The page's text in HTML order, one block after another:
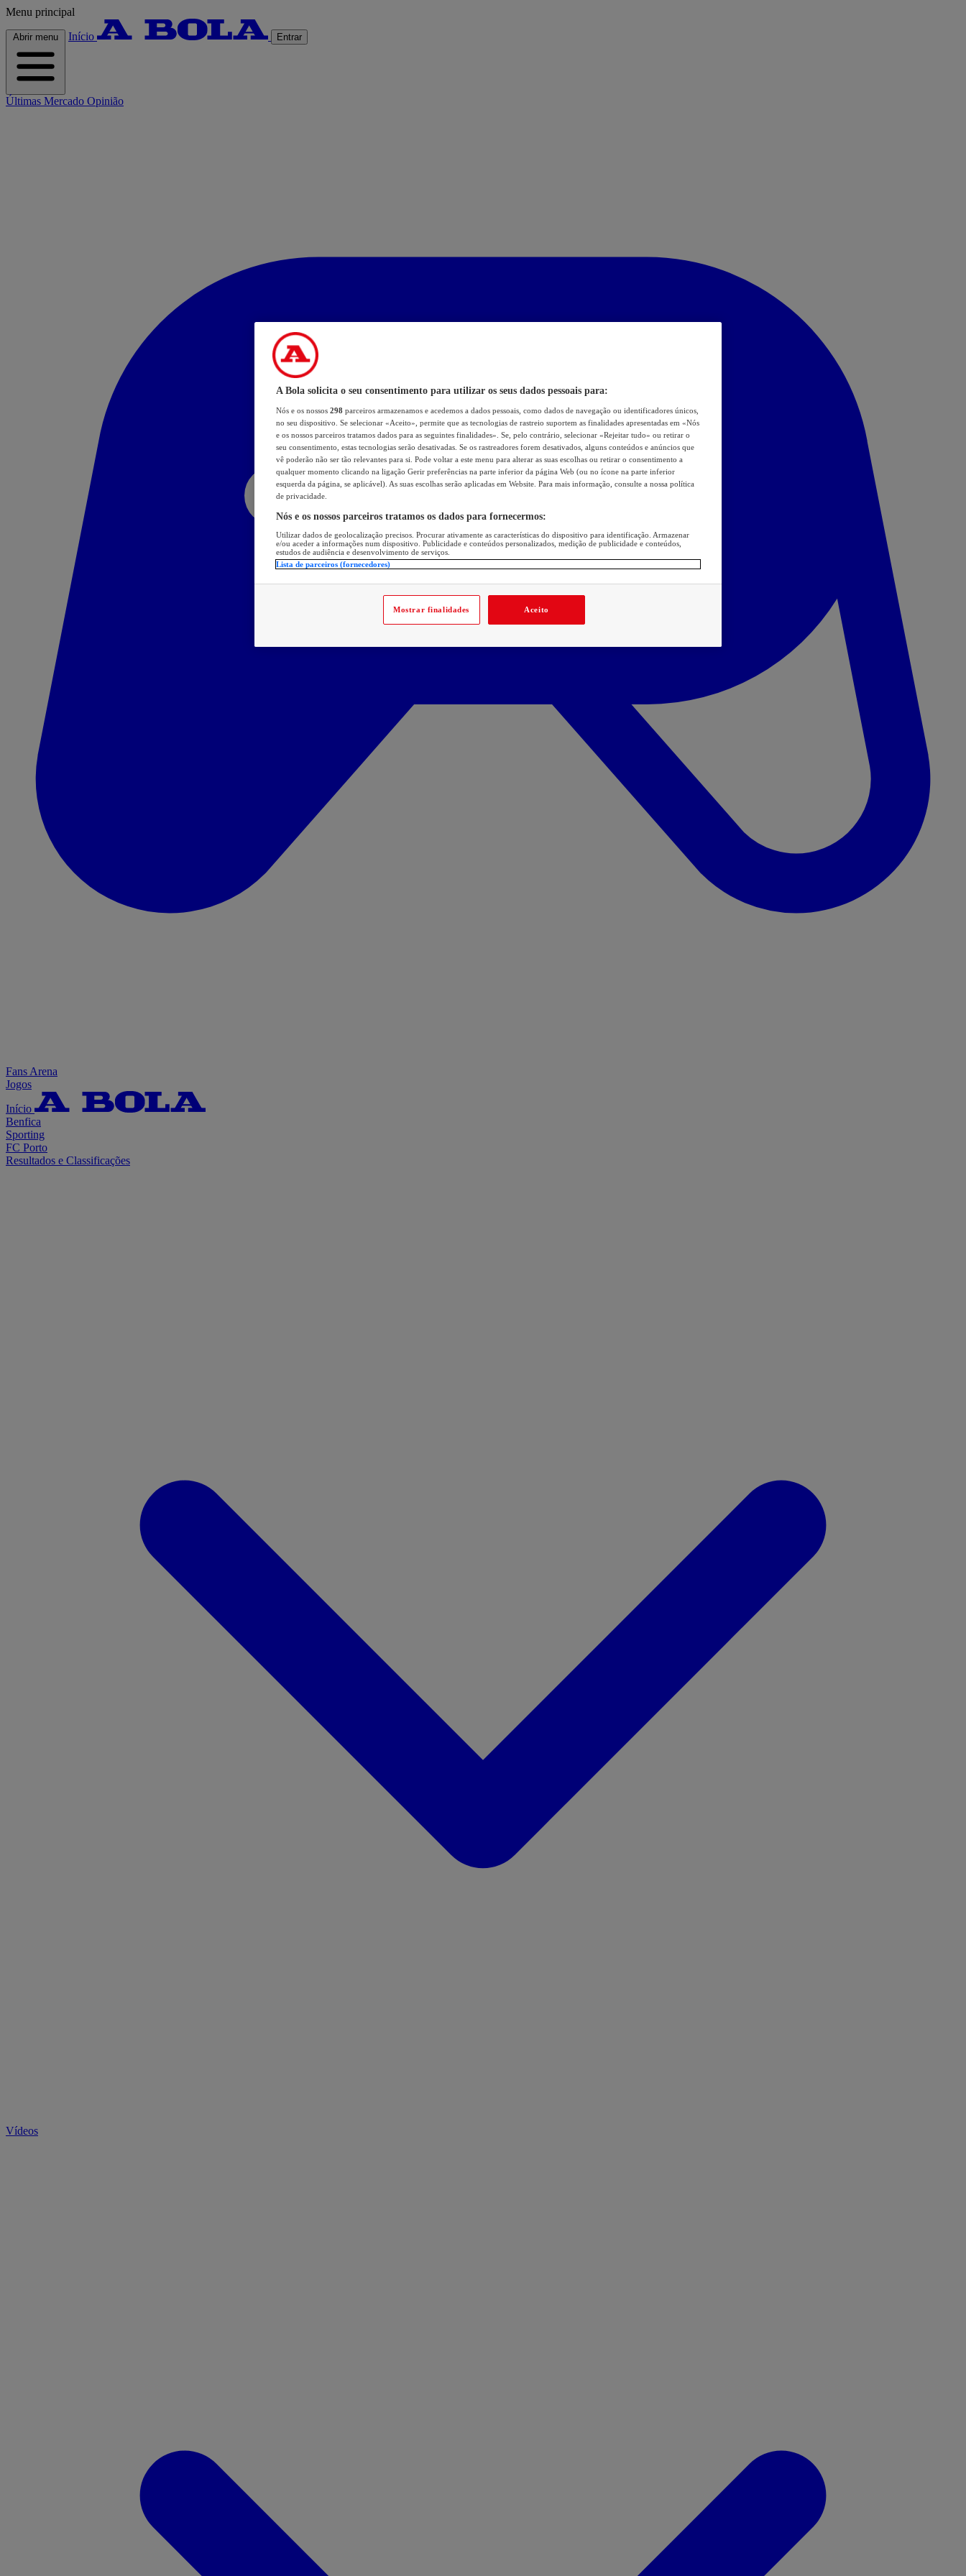
Menu principal
Abrir menu Início Entrar
Últimas Mercado Opinião
Fans Arena
Jogos
Início
Benfica
Sporting
FC Porto
Resultados e Classificações
Vídeos
A Bola solicita o seu consentimento para utilizar os seus dados pessoais para:
Nós e os nossos 298 parceiros armazenamos e acedemos a dados pessoais, como dados de navegação ou identificadores únicos,
no seu dispositivo. Se selecionar «Aceito», permite que as tecnologias de rastreio suportem as finalidades apresentadas em «Nós
e os nossos parceiros tratamos dados para as seguintes finalidades». Se, pelo contrário, selecionar «Rejeitar tudo» ou retirar o
seu consentimento, estas tecnologias serão desativadas. Se os rastreadores forem desativados, alguns conteúdos e anúncios que
vê poderão não ser tão relevantes para si. Pode voltar a este menu para alterar as suas escolhas ou retirar o consentimento a
qualquer momento clicando na ligação Gerir preferências na parte inferior da página Web (ou no ícone na parte inferior
esquerda da página, se aplicável). As suas escolhas serão aplicadas em Website. Para mais informação, consulte a nossa política
de privacidade.
Nós e os nossos parceiros tratamos os dados para fornecermos:
Utilizar dados de geolocalização precisos. Procurar ativamente as características do dispositivo para identificação. Armazenar
e/ou aceder a informações num dispositivo. Publicidade e conteúdos personalizados, medição de publicidade e conteúdos,
estudos de audiência e desenvolvimento de serviços.
Lista de parceiros (fornecedores)
Mostrar finalidades Aceito